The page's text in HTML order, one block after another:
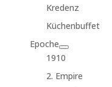
Kredenz
Küchenbuffet
Epoche
1910
2. Empire